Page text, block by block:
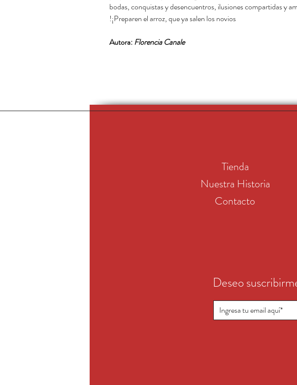
bodas, conquistas y desencuentros, ilusiones compartidas y
¡Preparen el arroz, que ya salen los novios!
Autora:Florencia Canale
Tienda
Nuestra Historia
Contacto
Deseo